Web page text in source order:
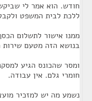
חודש. הוא אמר לי
ללכת לבית המשפט
ממנו אישור לתשלום
בנושא הזה מטעם שירות
ומסר שהכונס הגיע
חומרי גלם. אין עבודה.
נשמע מה יש למזכיר